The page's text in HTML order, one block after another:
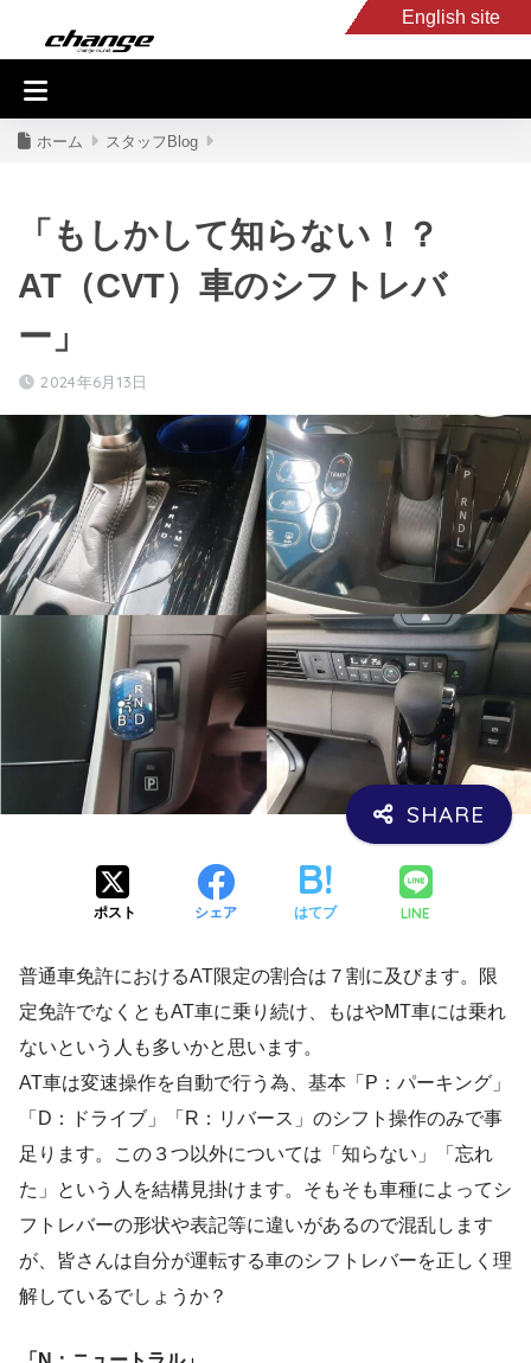
English site
入庫車情報
ホーム スタッフBlog
「もしかして知らない！？
AT（CVT）車のシフトレバ
ー」
2024年6月13日
ポスト シェア はてブ LINE
普通車免許におけるAT限定の割合は７割に及びます。限
定免許でなくともAT車に乗り続け、もはやMT車には乗れ
ないという人も多いかと思います。
AT車は変速操作を自動で行う為、基本「P：パーキング」
「D：ドライブ」「R：リバース」のシフト操作のみで事
足ります。この３つ以外については「知らない」「忘れ
た」という人を結構見掛けます。そもそも車種によってシ
フトレバーの形状や表記等に違いがあるので混乱します
が、皆さんは自分が運転する車のシフトレバーを正しく理
解しているでしょうか？